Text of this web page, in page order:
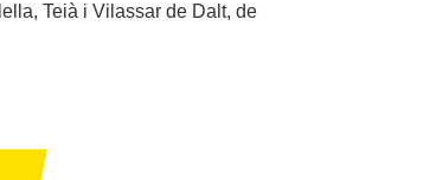
Teià i Vilassar de Dalt, de